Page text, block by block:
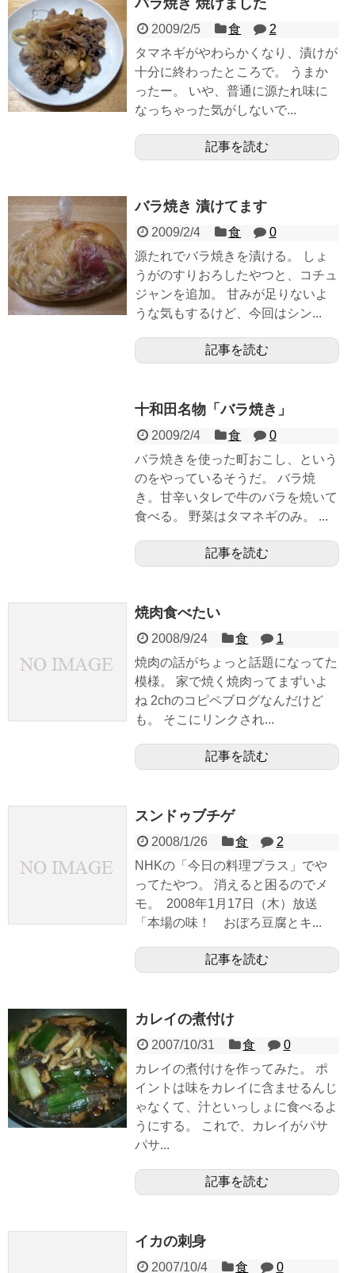
2009/2/5 食
2
タマネギがやわらかくなり、漬けが
十分に終わったところで。 うまか
ったー。 いや、普通に源たれ味に
なっちゃった気がしないで...
記事を読む
バラ焼き 漬けてます
2009/2/4 食
0
源たれでバラ焼きを漬ける。 しょ
うがのすりおろしたやつと、コチュ
ジャンを追加。 甘みが足りないよ
うな気もするけど、今回はシン...
記事を読む
十和田名物「バラ焼き」
2009/2/4 食
0
バラ焼きを使った町おこし、という
のをやっているそうだ。 バラ焼
き。甘辛いタレで牛のバラを焼いて
食べる。 野菜はタマネギのみ。 ...
記事を読む
焼肉食べたい
2008/9/24 食
1
焼肉の話がちょっと話題になってた
模様。 家で焼く焼肉ってまずいよ
ね 2chのコピペブログなんだけど
も。 そこにリンクされ...
記事を読む
スンドゥブチゲ
2008/1/26 食
2
NHKの「今日の料理プラス」でや
ってたやつ。 消えると困るのでメ
モ。 2008年1月17日（木）放送
「本場の味！ おぼろ豆腐とキ...
記事を読む
カレイの煮付け
2007/10/31 食
0
カレイの煮付けを作ってみた。 ポ
イントは味をカレイに含ませるんじ
ゃなくて、汁といっしょに食べるよ
うにする。 これで、カレイがパサ
パサ...
記事を読む
イカの刺身
2007/10/4 食 0